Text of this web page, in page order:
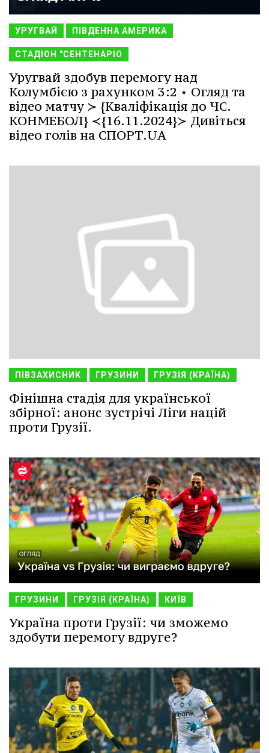
УРУГВАЙ ПІВДЕННА АМЕРИКА
СТАДІОН "СЕНТЕНАРІО
Уругвай здобув перемогу над
Колумбією з рахунком 3:2 ⋆ Огляд та
відео матчу ≻ {Кваліфікація до ЧС.
КОНМЕБОЛ} ≺{16.11.2024}≻ Дивіться
відео голів на СПОРТ.UA
ПІВЗАХИСНИК ГРУЗИНИ ГРУЗІЯ (КРАЇНА)
Фінішна стадія для української
збірної: анонс зустрічі Ліги націй
проти Грузії.
ГРУЗИНИ ГРУЗІЯ (КРАЇНА) КИЇВ
Україна проти Грузії: чи зможемо
здобути перемогу вдруге?